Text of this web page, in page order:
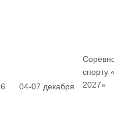
6 04-07 декабря
спорту
2027»